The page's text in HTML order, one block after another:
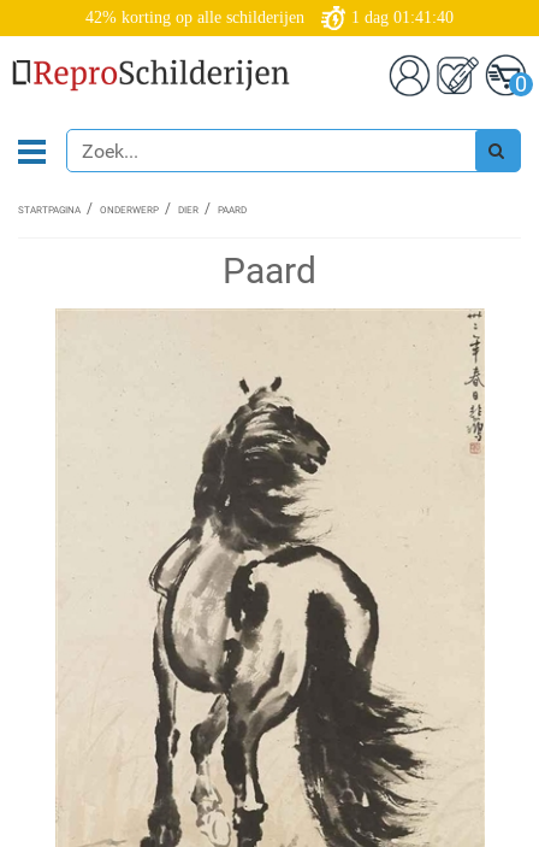
42% korting op alle schilderijen 1 dag 01:41:40
0
STARTPAGINA ONDERWERP DIER PAARD
Paard